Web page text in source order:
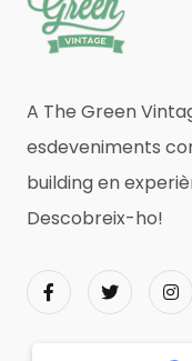
A The Green
esdeveniments
building en
Descobreix-ho!